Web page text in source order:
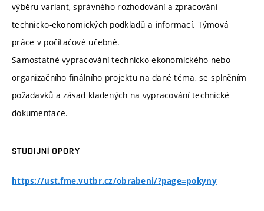
výběru variant, správného rozhodování a zpracování
technicko-ekonomických podkladů a informací. Týmová
práce v počítačové učebně.
Samostatné vypracování technicko-ekonomického nebo
organizačního finálního projektu na dané téma, se splněním
požadavků a zásad kladených na vypracování technické
dokumentace.
STUDIJNÍ OPORY
https://ust.fme.vutbr.cz/obrabeni/?page=pokyny